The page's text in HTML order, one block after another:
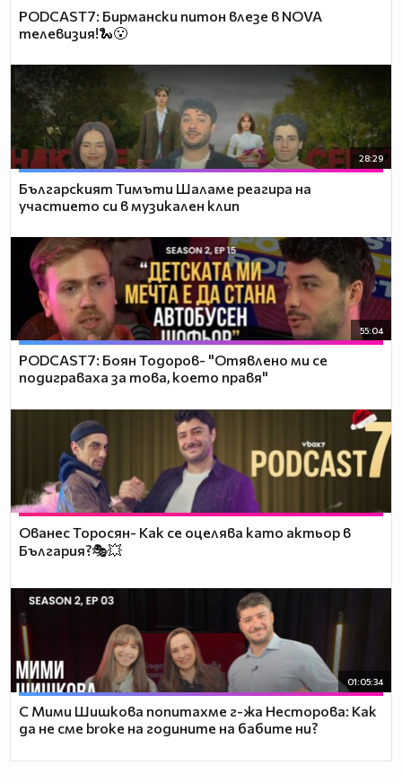
PODCAST7: Бирмански питон влезе в NOVA
телевизия!🐍😮
28:29
Българският Тимъти Шаламе реагира на
участието си в музикален клип
55:04
PODCAST7: ‪Боян Тодоров- "Отявлено ми се
подиграваха за това, което правя"
Ованес Торосян- Как се оцелява като актьор в
България?🎭💥
01:05:34
С Мими Шишкова попитахме г-жа Несторова: Как
да не сме broke на годините на бабите ни?